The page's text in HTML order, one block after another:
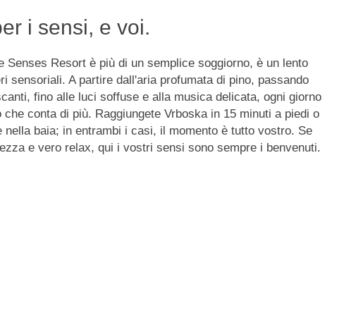
i sensi, e voi.
Senses Resort è più di un semplice soggiorno, è un lento
sensoriali. A partire dall'aria profumata di pino, passando
fino alle luci soffuse e alla musica delicata, ogni giorno
conta di più. Raggiungete Vrboska in 15 minuti a piedi o
nella baia; in entrambi i casi, il momento è tutto vostro. Se
e vero relax, qui i vostri sensi sono sempre i benvenuti.